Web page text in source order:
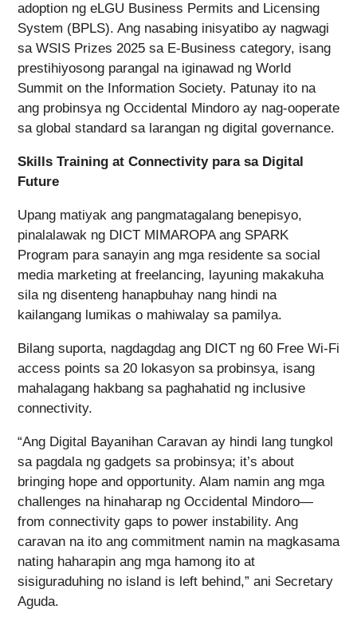
adoption ng eLGU Business Permits and Licensing
System (BPLS). Ang nasabing inisyatibo ay nagwagi
sa WSIS Prizes 2025 sa E-Business category, isang
prestihiyosong parangal na iginawad ng World
Summit on the Information Society. Patunay ito na
ang probinsya ng Occidental Mindoro ay nag-ooperate
sa global standard sa larangan ng digital governance.
Skills Training at Connectivity para sa Digital
Future
Upang matiyak ang pangmatagalang benepisyo,
pinalalawak ng DICT MIMAROPA ang SPARK
Program para sanayin ang mga residente sa social
media marketing at freelancing, layuning makakuha
sila ng disenteng hanapbuhay nang hindi na
kailangang lumikas o mahiwalay sa pamilya.
Bilang suporta, nagdagdag ang DICT ng 60 Free Wi-Fi
access points sa 20 lokasyon sa probinsya, isang
mahalagang hakbang sa paghahatid ng inclusive
connectivity.
“Ang Digital Bayanihan Caravan ay hindi lang tungkol
sa pagdala ng gadgets sa probinsya; it’s about
bringing hope and opportunity. Alam namin ang mga
challenges na hinaharap ng Occidental Mindoro—
from connectivity gaps to power instability. Ang
caravan na ito ang commitment namin na magkasama
nating haharapin ang mga hamong ito at
sisiguraduhing no island is left behind,” ani Secretary
Aguda.